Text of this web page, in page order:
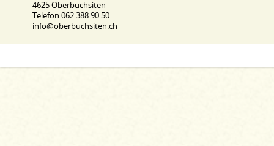
4625 Oberbuchsiten
Telefon 062 388 90 50
info@oberbuchsiten.ch